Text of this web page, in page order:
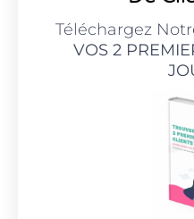
Téléchargez
VOS 2